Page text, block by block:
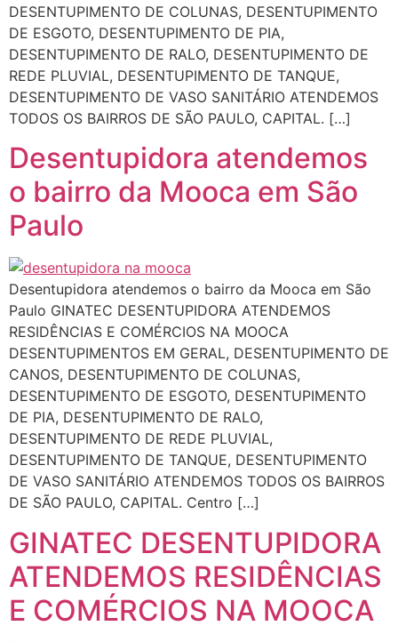
DESENTUPIMENTO DE COLUNAS, DESENTUPIMENTO
DE ESGOTO, DESENTUPIMENTO DE PIA,
DESENTUPIMENTO DE RALO, DESENTUPIMENTO DE
REDE PLUVIAL, DESENTUPIMENTO DE TANQUE,
DESENTUPIMENTO DE VASO SANITÁRIO ATENDEMOS
TODOS OS BAIRROS DE SÃO PAULO, CAPITAL. […]
Desentupidora atendemos
o bairro da Mooca em São
Paulo
Desentupidora atendemos o bairro da Mooca em São
Paulo GINATEC DESENTUPIDORA ATENDEMOS
RESIDÊNCIAS E COMÉRCIOS NA MOOCA
DESENTUPIMENTOS EM GERAL, DESENTUPIMENTO DE
CANOS, DESENTUPIMENTO DE COLUNAS,
DESENTUPIMENTO DE ESGOTO, DESENTUPIMENTO
DE PIA, DESENTUPIMENTO DE RALO,
DESENTUPIMENTO DE REDE PLUVIAL,
DESENTUPIMENTO DE TANQUE, DESENTUPIMENTO
DE VASO SANITÁRIO ATENDEMOS TODOS OS BAIRROS
DE SÃO PAULO, CAPITAL. Centro […]
GINATEC DESENTUPIDORA
ATENDEMOS RESIDÊNCIAS
E COMÉRCIOS NA MOOCA